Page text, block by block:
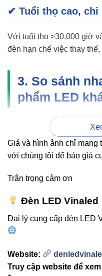
✔ Tuổi thọ cao,
Với tuổi thọ >30.000 giờ
đèn hạn chế việc thay
3. So sánh
phẩm LED
CHÍ
V10DLF-
9 9W
suất
thông
lumen
Nhiệt
độ
4000K
Giá và hình ảnh chỉ mang
với chúng tôi để báo giá
Trân trọng cảm ơn
Đèn LED Vinaled
Đại lý cung cấp đèn LED
Website:
Truy cập website để